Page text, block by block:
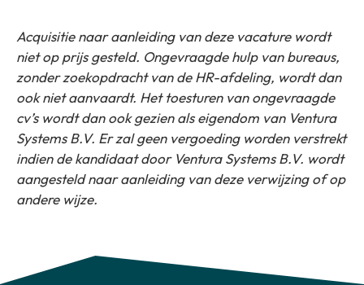
Acquisitie naar aanleiding van deze vacature wordt
niet op prijs gesteld. Ongevraagde hulp van bureaus,
zonder zoekopdracht van de HR-afdeling, wordt dan
ook niet aanvaardt. Het toesturen van ongevraagde
cv’s wordt dan ook gezien als eigendom van Ventura
Systems B.V. Er zal geen vergoeding worden verstrekt
indien de kandidaat door Ventura Systems B.V. wordt
aangesteld naar aanleiding van deze verwijzing of op
andere wijze.